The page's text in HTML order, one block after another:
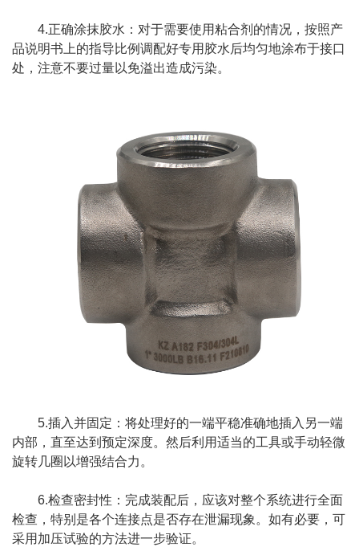
4.正确涂抹胶水：对于需要使用粘合剂的情况，按照产
品说明书上的指导比例调配好专用胶水后均匀地涂布于接口
处，注意不要过量以免溢出造成污染。
5.插入并固定：将处理好的一端平稳准确地插入另一端
内部，直至达到预定深度。然后利用适当的工具或手动轻微
旋转几圈以增强结合力。
6.检查密封性：完成装配后，应该对整个系统进行全面
检查，特别是各个连接点是否存在泄漏现象。如有必要，可
采用加压试验的方法进一步验证。